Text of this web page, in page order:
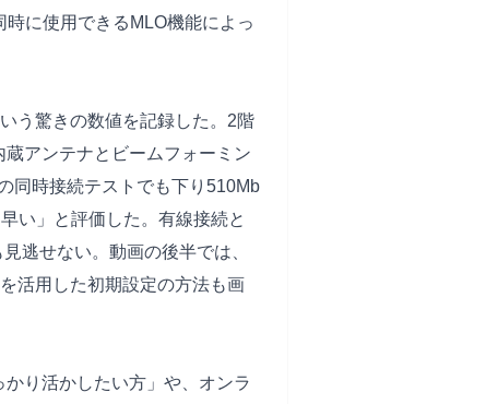
に使用できるMLO機能によっ
う驚きの数値を記録した。2階
アンテナとビームフォーミン
同時接続テストでも下り510Mb
い」と評価した。有線接続と
逃せない。動画の後半では、
活用した初期設定の方法も画
り活かしたい方」や、オンラ